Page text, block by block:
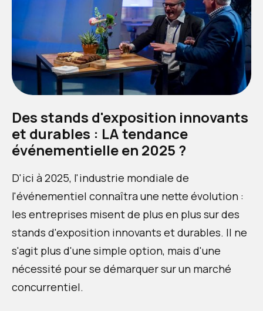
Des stands d'exposition innovants
et durables : LA tendance
événementielle en 2025 ?
D'ici à 2025, l'industrie mondiale de
l'événementiel connaîtra une nette évolution :
les entreprises misent de plus en plus sur des
stands d'exposition innovants et durables. Il ne
s'agit plus d'une simple option, mais d'une
nécessité pour se démarquer sur un marché
concurrentiel.